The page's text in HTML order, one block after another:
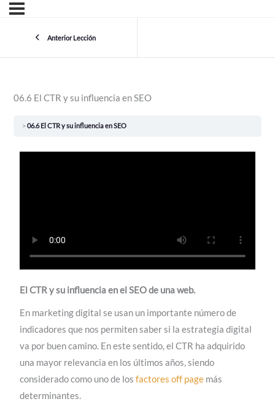
Anterior Lección
06.6 El CTR y su influencia en SEO
06.6 El CTR y su influencia en SEO
El CTR y su influencia en el SEO de una web.
En marketing digital se usan un importante número de
indicadores que nos permiten saber si la estrategia digital
va por buen camino. En este sentido, el CTR ha adquirido
una mayor relevancia en los últimos años, siendo
considerado como uno de los factores off pagemás
determinantes.